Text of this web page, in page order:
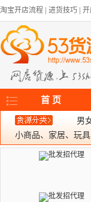
淘宝开店流程 进货技巧
首 页
男
小商品、家居、玩